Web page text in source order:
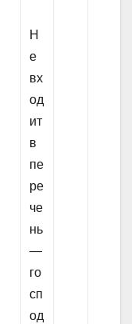
Н
е
вх
од
ит
в
пе
ре
че
нь
—
го
сп
од